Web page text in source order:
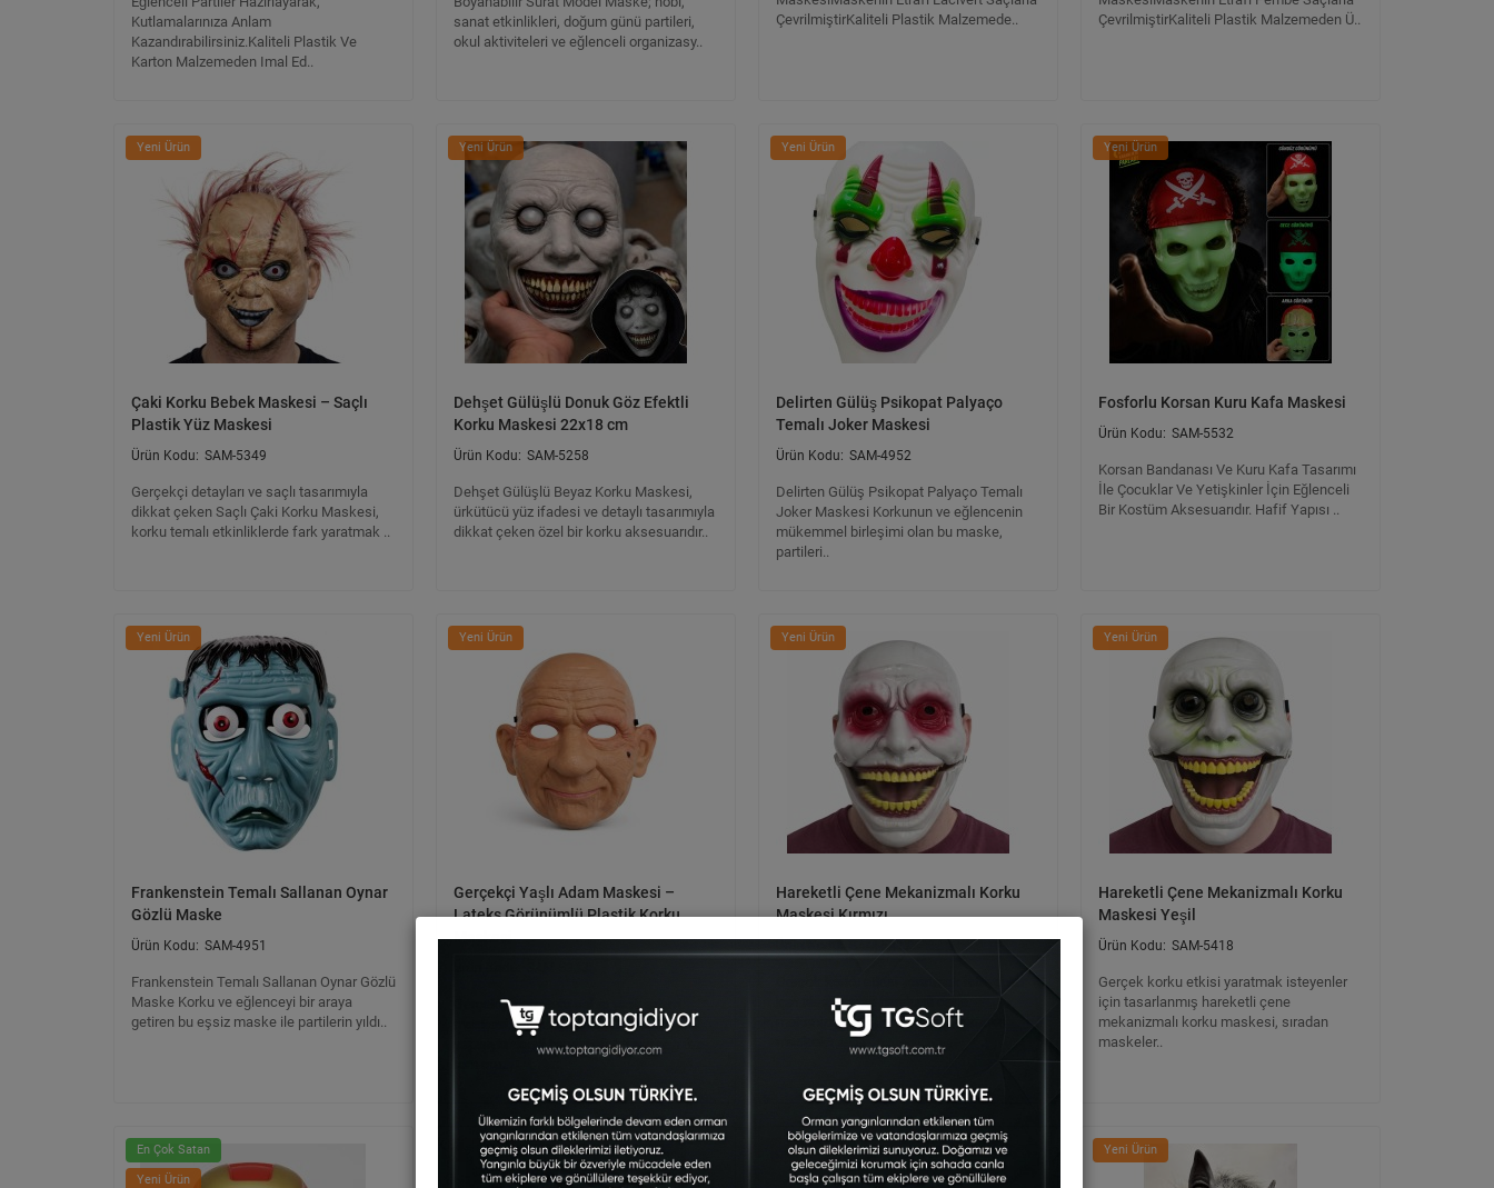
Kutlamalarınıza Anlam
Kazandırabilirsiniz.Kaliteli Plastik Ve
Karton Malzemeden Imal Ed..
sanat etkinlikleri, doğum günü partileri,
okul aktiviteleri ve eğlenceli organizasy..
ÇevrilmiştirKaliteli Plastik Malzemede..
ÇevrilmiştirKaliteli Plastik Malzemeden Ü..
Yeni Ürün
Çaki Korku Bebek Maskesi – Saçlı
Plastik Yüz Maskesi
SAM-5349
Gerçekçi detayları ve saçlı tasarımıyla
dikkat çeken Saçlı Çaki Korku Maskesi,
korku temalı etkinliklerde fark yaratmak ..
Yeni Ürün
Dehşet Gülüşlü Donuk Göz Efektli
Korku Maskesi 22x18 cm
SAM-5258
Dehşet Gülüşlü Beyaz Korku Maskesi,
ürkütücü yüz ifadesi ve detaylı tasarımıyla
dikkat çeken özel bir korku aksesuarıdır..
Yeni Ürün
Delirten Gülüş Psikopat Palyaço
Temalı Joker Maskesi
SAM-4952
Delirten Gülüş Psikopat Palyaço Temalı
Joker Maskesi Korkunun ve eğlencenin
mükemmel birleşimi olan bu maske,
partileri..
Yeni Ürün
Fosforlu Korsan Kuru Kafa Maskesi
SAM-5532
Korsan Bandanası Ve Kuru Kafa Tasarımı
İle Çocuklar Ve Yetişkinler İçin Eğlenceli
Bir Kostüm Aksesuarıdır. Hafif Yapısı ..
Yeni Ürün
Frankenstein Temalı Sallanan Oynar
Gözlü Maske
SAM-4951
Frankenstein Temalı Sallanan Oynar Gözlü
Maske Korku ve eğlenceyi bir araya
getiren bu eşsiz maske ile partilerin yıldı..
Yeni Ürün
Gerçekçi Yaşlı Adam Maskesi –
Lateks Görünümlü Plastik Korku
Maskesi
Gerçekçi detaylara sahip yaşlı adam
maskesi, lateks görünümlü plastik
yapısıyla doğal bir yüz efekti sunar. Yüze
Yeni Ürün
Hareketli Çene Mekanizmalı Korku
Maskesi Kırmızı
Gerçek korku etkisi yaratmak isteyenler
için tasarlanmış hareketli çene
mekanizmalı korku maskesi, sıradan
maskelerden t..
Yeni Ürün
Hareketli Çene Mekanizmalı Korku
Maskesi Yeşil
SAM-5418
Gerçek korku etkisi yaratmak isteyenler
için tasarlanmış hareketli çene
mekanizmalı korku maskesi, sıradan
maskeler..
En Çok Satan
Yeni Ürün
Yeni Ürün Yeni Ürün Yeni Ürün